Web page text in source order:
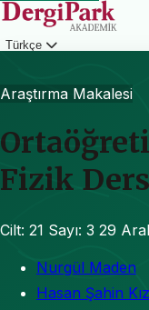
Türkçe
Araştırma Makalesi
Fizik
Cilt: 21 Sayı: 3 29
Nurgül Maden
Hasan Şahin